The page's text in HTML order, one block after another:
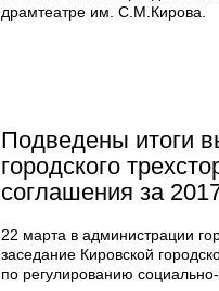
драмтеатре им. С.М.Кирова.
Подведены итоги
городского
соглашения за
22 марта в администрации
заседание Кировской
по регулированию